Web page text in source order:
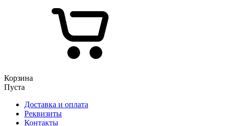
Корзина
Пуста
Доставка и оплата
Реквизиты
Контакты